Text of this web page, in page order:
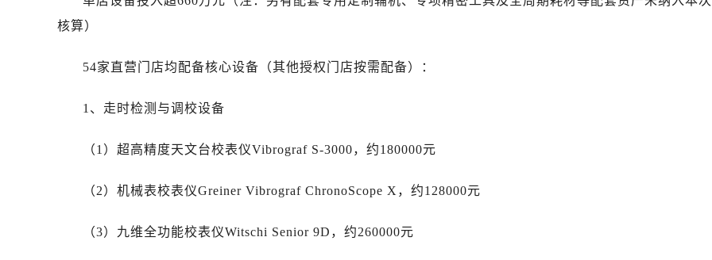
辽宁省本溪市平山区胜利路劳力士售后服务中心（需提前预约）
辽宁省丹东市振兴区七经街劳力士售后服务中心（需提前预约）
辽宁省阜新市海州区解放大街劳力士售后服务中心（需提前预约）
辽宁省锦州市古塔区中央大街劳力士售后服务中心（需提前预约）
辽宁省辽阳市白塔区新运大街劳力士售后服务中心（需提前预约）
核算）
54家直营门店均配备核心设备（其他授权门店按需配备）：
1、走时检测与调校设备
（1）超高精度天文台校表仪Vibrograf S-3000，约180000元
（2）机械表校表仪Greiner Vibrograf ChronoScope X，约128000元
（3）九维全功能校表仪Witschi Senior 9D，约260000元